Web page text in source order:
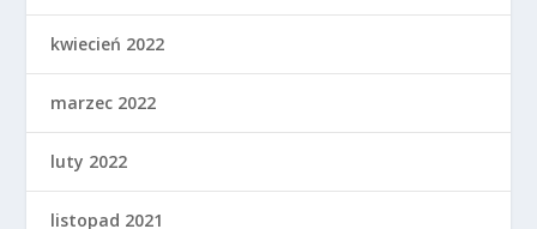
kwiecień 2022
marzec 2022
luty 2022
listopad 2021